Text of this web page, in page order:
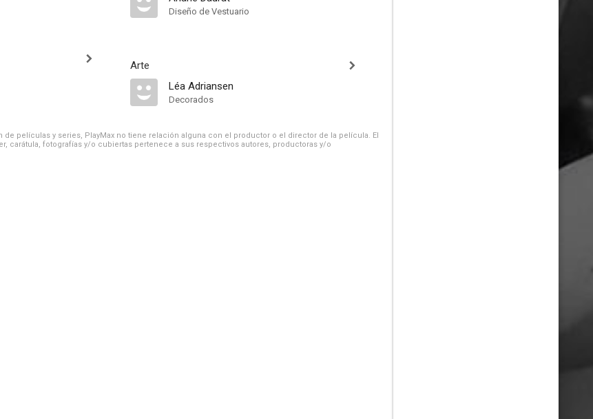
Diseño de Vestuario
Arte
Léa Adriansen
Decorados
de películas y series, PlayMax no tiene relación alguna con el productor o el director de la película. El
carátula, fotografías y/o cubiertas pertenece a sus respectivos autores, productoras y/o